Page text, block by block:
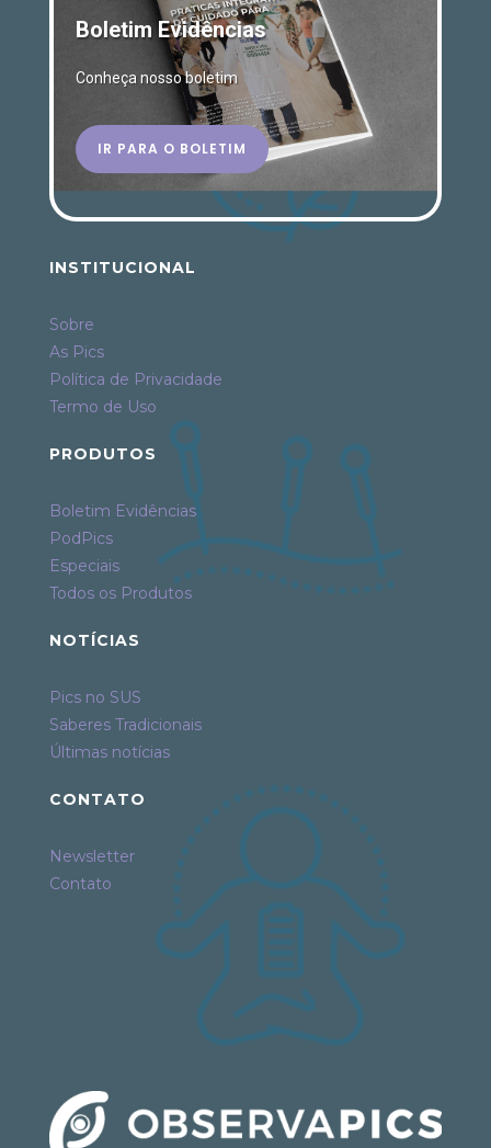
Boletim Evidências
Conheça nosso boletim
IR PARA O BOLETIM
INSTITUCIONAL
Sobre
As Pics
Política de Privacidade
Termo de Uso
PRODUTOS
Boletim Evidências
PodPics
Especiais
Todos os Produtos
NOTÍCIAS
Pics no SUS
Saberes Tradicionais
Últimas notícias
CONTATO
Newsletter
Contato